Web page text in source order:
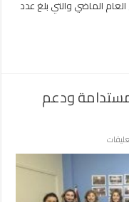
العام الماضي والتي بلغ عدد
ودعم
مذكرة
لتعزيز
السياحة